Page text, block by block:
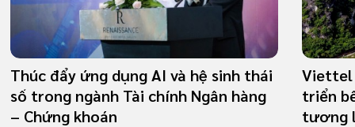
Thúc đẩy ứng dụng AI và hệ sinh thái
số trong ngành Tài chính Ngân hàng
– Chứng khoán
Viettel
triển
tương